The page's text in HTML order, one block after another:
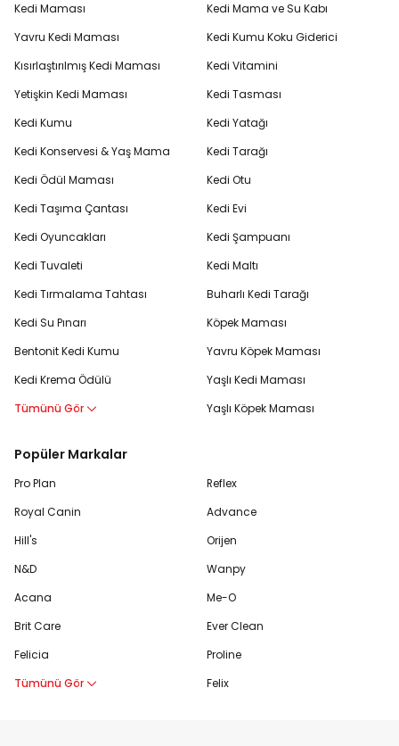
Kedi Maması
Yavru Kedi Maması
Kısırlaştırılmış Kedi Maması
Yetişkin Kedi Maması
Kedi Kumu
Kedi Konservesi & Yaş Mama
Kedi Ödül Maması
Kedi Taşıma Çantası
Kedi Oyuncakları
Kedi Tuvaleti
Kedi Tırmalama Tahtası
Kedi Su Pınarı
Bentonit Kedi Kumu
Kedi Krema Ödülü
Tümünü Gör
Kedi Mama ve Su Kabı
Kedi Kumu Koku Giderici
Kedi Vitamini
Kedi Tasması
Kedi Yatağı
Kedi Tarağı
Kedi Otu
Kedi Evi
Kedi Şampuanı
Kedi Maltı
Buharlı Kedi Tarağı
Köpek Maması
Yavru Köpek Maması
Yaşlı Kedi Maması
Yaşlı Köpek Maması
Popüler Markalar
Pro Plan
Royal Canin
Hill's
N&D
Acana
Brit Care
Felicia
Tümünü Gör
Reflex
Advance
Orijen
Wanpy
Me-O
Ever Clean
Proline
Felix